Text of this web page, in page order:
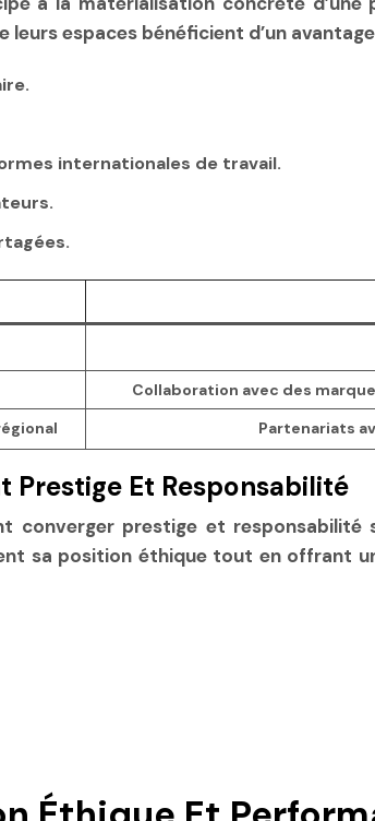
leurs espaces bénéficient d’un
internationales de travail.
Collaboration avec des
Partenariats
Prestige Et Responsabilité
converger prestige et responsabilité
sa position éthique tout en offrant